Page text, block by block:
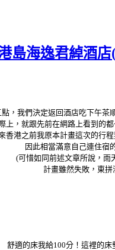
島海逸君綽酒店
，我們決定返回酒店吃下午茶
上，就跟先前在網路上看到的
香港之前我原本計畫這次的行
因此相當滿意自己連住宿
(可惜如同前述文章所說，雨
計畫雖然失敗，東
舒適的床我給100分！這裡的床